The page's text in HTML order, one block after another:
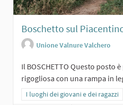
Boschetto sul
Unione Valnure Valchero
Il BOSCHETTO Questo posto
rigogliosa con una rampa in
Filtra i risultati per categoria: I
I luoghi dei giovani e dei ragazzi